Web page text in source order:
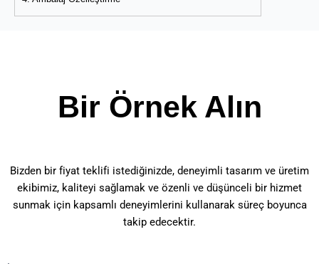
Bir Örnek Alın
Bizden bir fiyat teklifi istediğinizde, deneyimli tasarım ve üretim
ekibimiz, kaliteyi sağlamak ve özenli ve düşünceli bir hizmet
sunmak için kapsamlı deneyimlerini kullanarak süreç boyunca
takip edecektir.